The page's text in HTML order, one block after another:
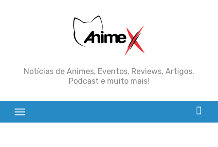
Notícias de Animes, Eventos, Reviews, Artigos,
Podcast e muito mais!